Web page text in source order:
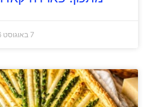
7 באוגוסט 2026